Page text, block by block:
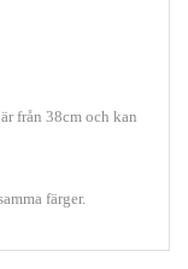
från 38cm och kan
färger.